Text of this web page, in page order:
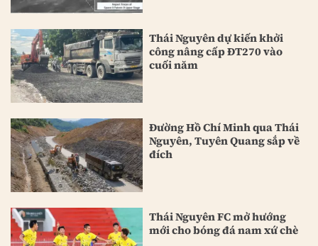
Thái Nguyên dự kiến khởi
công nâng cấp ĐT270 vào
cuối năm
Đường Hồ Chí Minh qua Thái
Nguyên, Tuyên Quang sắp về
đích
Thái Nguyên FC mở hướng
mới cho bóng đá nam xứ chè